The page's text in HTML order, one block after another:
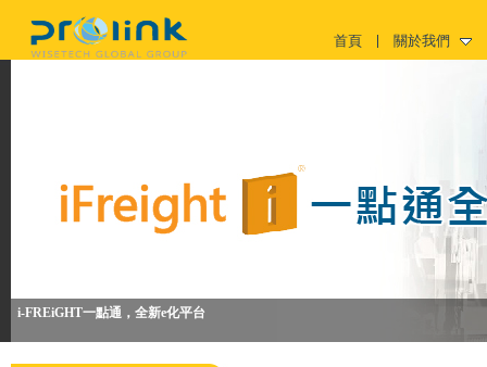
關於我們
首頁
i-FREiGHT一點通，全新e化平台